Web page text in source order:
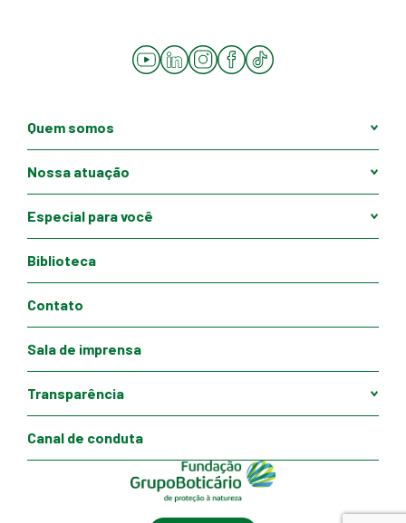
YouTube
LinkedInInstagramFacebook
Tiktok
Quem somos
Nossa atuação
Especial para você
Biblioteca
Contato
Sala de imprensa
Transparência
Canal de conduta